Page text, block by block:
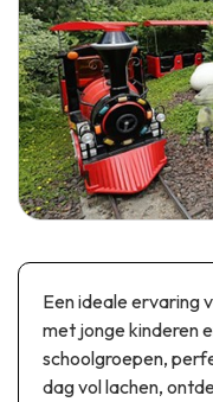
Kunst
Ambachten &
Kastelen, citadellen &
Folklore & lokale
Geschiedenis
Auto- & spoorerfgoed
Industrieel erfgoed &
Tuinen, parken &
Aquariums,
Toeristische boten &
Railbikes &
Kajaks
Avonturenparken
Recreatie- &
DE
Een ideale ervaring
met jonge kinderen
schoolgroepen,
dag vol lachen,